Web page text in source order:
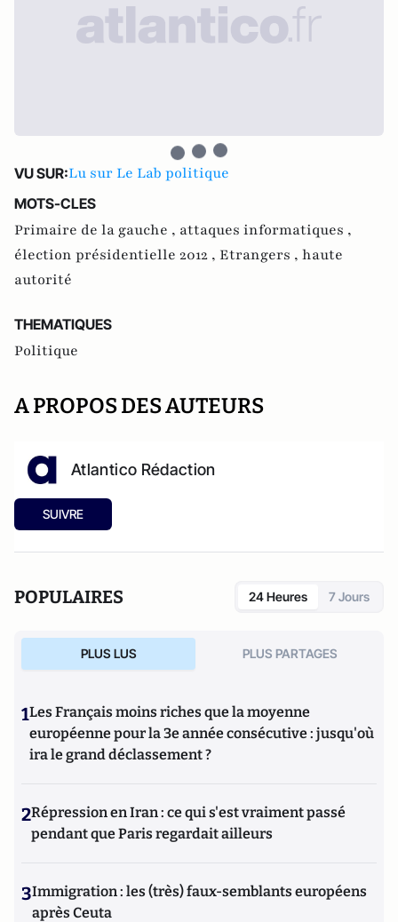
VU SUR:Lu sur Le Lab politique
MOTS-CLES
Primaire de la gauche , attaques informatiques ,
élection présidentielle 2012 , Etrangers , haute
autorité
THEMATIQUES
Politique
A PROPOS DES AUTEURS
Atlantico Rédaction
SUIVRE
POPULAIRES 24 Heures 7 Jours
PLUS LUS PLUS PARTAGES
1Les Français moins riches que la moyenne
européenne pour la 3e année consécutive : jusqu'où
ira le grand déclassement ?
2Répression en Iran : ce qui s'est vraiment passé
pendant que Paris regardait ailleurs
3Immigration : les (très) faux-semblants européens
après Ceuta